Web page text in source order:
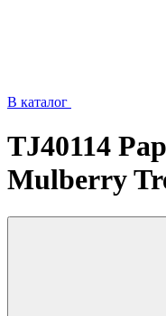
В каталог
TJ40114
Mulberry